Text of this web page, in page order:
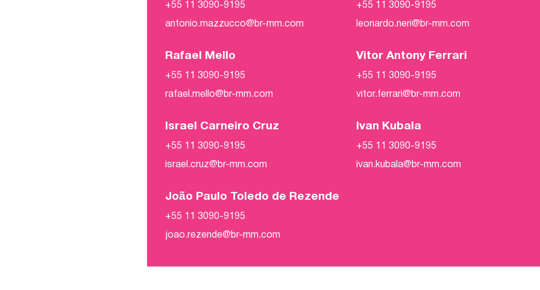
+55 11 3090-9195
antonio.mazzucco@br-mm.com
+55 11 3090-9195
leonardo.neri@br-mm.com
Rafael Mello
+55 11 3090-9195
rafael.mello@br-mm.com
Vitor Antony Ferrari
+55 11 3090-9195
vitor.ferrari@br-mm.com
Israel Carneiro Cruz
+55 11 3090-9195
israel.cruz@br-mm.com
Ivan Kubala
+55 11 3090-9195
ivan.kubala@br-mm.com
João Paulo Toledo de Rezende
+55 11 3090-9195
joao.rezende@br-mm.com